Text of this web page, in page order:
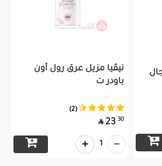
نيڤيا مزيل عرق رول أون
باودر ت
(2)
30
23

1